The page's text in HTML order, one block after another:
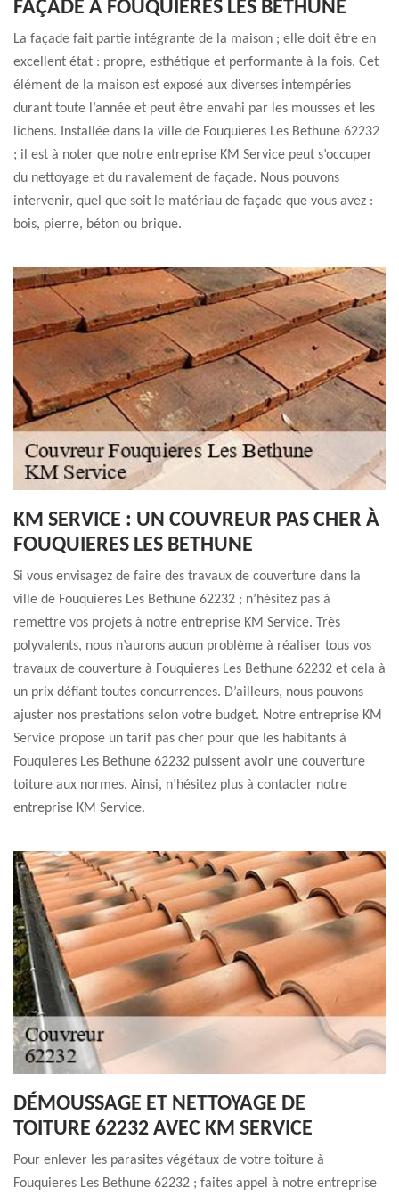
FAÇADE À FOUQUIERES LES BETHUNE
La façade fait partie intégrante de la maison ; elle doit être en
excellent état : propre, esthétique et performante à la fois. Cet
élément de la maison est exposé aux diverses intempéries
durant toute l’année et peut être envahi par les mousses et les
lichens. Installée dans la ville de Fouquieres Les Bethune 62232
; il est à noter que notre entreprise KM Service peut s’occuper
du nettoyage et du ravalement de façade. Nous pouvons
intervenir, quel que soit le matériau de façade que vous avez :
bois, pierre, béton ou brique.
KM SERVICE : UN COUVREUR PAS CHER À
FOUQUIERES LES BETHUNE
Si vous envisagez de faire des travaux de couverture dans la
ville de Fouquieres Les Bethune 62232 ; n’hésitez pas à
remettre vos projets à notre entreprise KM Service. Très
polyvalents, nous n’aurons aucun problème à réaliser tous vos
travaux de couverture à Fouquieres Les Bethune 62232 et cela à
un prix défiant toutes concurrences. D’ailleurs, nous pouvons
ajuster nos prestations selon votre budget. Notre entreprise KM
Service propose un tarif pas cher pour que les habitants à
Fouquieres Les Bethune 62232 puissent avoir une couverture
toiture aux normes. Ainsi, n’hésitez plus à contacter notre
entreprise KM Service.
DÉMOUSSAGE ET NETTOYAGE DE
TOITURE 62232 AVEC KM SERVICE
Pour enlever les parasites végétaux de votre toiture à
Fouquieres Les Bethune 62232 ; faites appel à notre entreprise